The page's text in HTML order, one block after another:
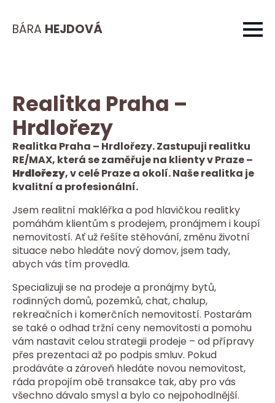
BÁRA HEJDOVÁ
Realitka Praha –
Hrdlořezy
Realitka Praha – Hrdlořezy. Zastupuji realitku
RE/MAX, která se zaměřuje na klienty v Praze –
Hrdlořezy, v celé Praze a okolí. Naše realitka je
kvalitní a profesionální.
Jsem realitní makléřka a pod hlavičkou realitky
pomáhám klientům s prodejem, pronájmem i koupí
nemovitostí. Ať už řešíte stěhování, změnu životní
situace nebo hledáte nový domov, jsem tady,
abych vás tím provedla.
Specializuji se na prodeje a pronájmy bytů,
rodinných domů, pozemků, chat, chalup,
rekreačních i komerčních nemovitostí. Postarám
se také o odhad tržní ceny nemovitosti a pomohu
vám nastavit celou strategii prodeje – od přípravy
přes prezentaci až po podpis smluv. Pokud
prodáváte a zároveň hledáte novou nemovitost,
ráda propojím obě transakce tak, aby pro vás
všechno dávalo smysl a bylo co nejpohodlnější.